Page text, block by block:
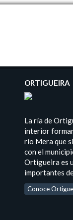
ORTIGUEIRA
La ría de
interior
río Mera que
con el
Ortigueira es
importantes
Conoce